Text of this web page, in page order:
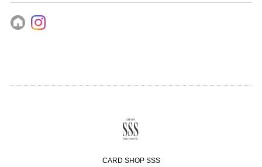
CARD SHOP SSS